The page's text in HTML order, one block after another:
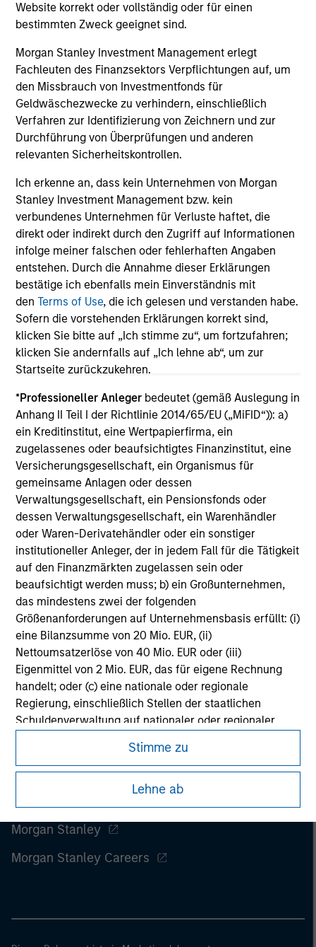
Website korrekt oder vollständig oder für einen
bestimmten Zweck geeignet sind.
Morgan Stanley Investment Management erlegt
Fachleuten des Finanzsektors Verpflichtungen auf, um
den Missbrauch von Investmentfonds für
Geldwäschezwecke zu verhindern, einschließlich
Verfahren zur Identifizierung von Zeichnern und zur
Durchführung von Überprüfungen und anderen
relevanten Sicherheitskontrollen.
Ich erkenne an, dass kein Unternehmen von Morgan
Stanley Investment Management bzw. kein
verbundenes Unternehmen für Verluste haftet, die
direkt oder indirekt durch den Zugriff auf Informationen
infolge meiner falschen oder fehlerhaften Angaben
entstehen. Durch die Annahme dieser Erklärungen
bestätige ich ebenfalls mein Einverständnis mit
denTerms of Use, die ich gelesen und verstanden habe.
Sofern die vorstehenden Erklärungen korrekt sind,
klicken Sie bitte auf „Ich stimme zu“, um fortzufahren;
klicken Sie andernfalls auf „Ich lehne ab“, um zur
Startseite zurückzukehren.
*Professioneller Anleger bedeutet (gemäß Auslegung in
Anhang II Teil I der Richtlinie 2014/65/EU („MiFID“)): a)
ein Kreditinstitut, eine Wertpapierfirma, ein
zugelassenes oder beaufsichtigtes Finanzinstitut, eine
Versicherungsgesellschaft, ein Organismus für
gemeinsame Anlagen oder dessen
Verwaltungsgesellschaft, ein Pensionsfonds oder
dessen Verwaltungsgesellschaft, ein Warenhändler
oder Waren-Derivatehändler oder ein sonstiger
institutioneller Anleger, der in jedem Fall für die Tätigkeit
auf den Finanzmärkten zugelassen sein oder
beaufsichtigt werden muss; b) ein Großunternehmen,
das mindestens zwei der folgenden
Größenanforderungen auf Unternehmensbasis erfüllt: (i)
eine Bilanzsumme von 20 Mio. EUR, (ii)
Nettoumsatzerlöse von 40 Mio. EUR oder (iii)
Eigenmittel von 2 Mio. EUR, das für eigene Rechnung
handelt; oder (c) eine nationale oder regionale
Regierung, einschließlich Stellen der staatlichen
Schuldenverwaltung auf nationaler oder regionaler
supranationaler Einrichtungen wie die Weltbank, der
IWF, die EZB, die EIB und andere vergleichbare
internationale Organisationen, die auf eigene Rechnung
handeln.
Bitte beachten Sie, dass die Definition eines
professionellen Anlegers von der Definition der
Regulierungsbehörde des Landes abweichen kann, von
Stimme zu
Lehne ab
ARTICLE
Why Quality Stocks Still Matter in
Today’s Market
Quality stocks have lagged in recent years, but
history suggests durable businesses with
strong fundamentals remain well positioned to
create long-term shareholder value.
08-JUL-2026
May not represent all Team Members.
The information on this page is for informational
purposes only. The information contained herein does
not constitute and should not be construed as an
offering of advisory services or an offer to sell or a
solicitation of an offer to buy any securities in any
jurisdiction in which such offer or solicitation,
purchase or sale would be unlawful under the
securities, insurance or other laws of such jurisdiction.
All investing involves risks, including a loss of principal.
Please refer to the strategy detail page for important
information on the strategy, including additional risk
considerations.
Morgan Stanley
Morgan Stanley Careers